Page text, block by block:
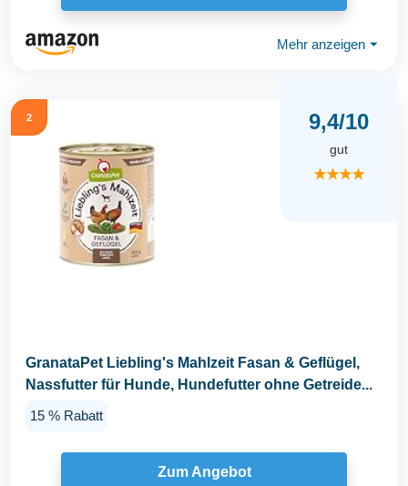
Mehr anzeigen ⏷
2 9,4/10
gut
★★★★
GranataPet Liebling's Mahlzeit Fasan & Geflügel,
Nassfutter für Hunde, Hundefutter ohne Getreide...
15 % Rabatt
Zum Angebot